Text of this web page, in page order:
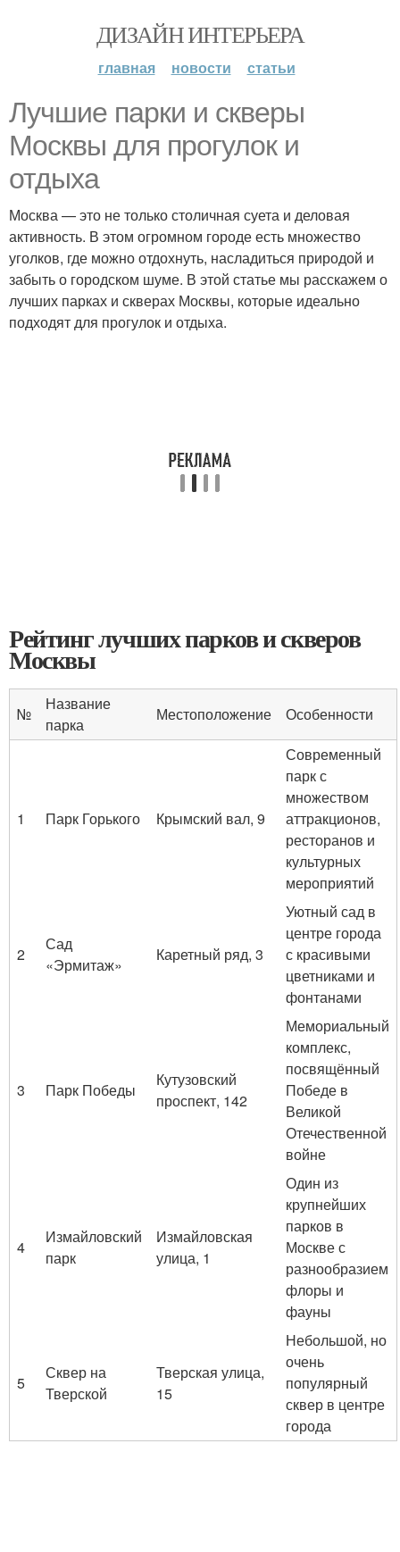
ДИЗАЙН ИНТЕРЬЕРА
главная новости статьи
Лучшие парки и скверы
Москвы для прогулок и
отдыха
Москва — это не только столичная суета и деловая
активность. В этом огромном городе есть множество
уголков, где можно отдохнуть, насладиться природой и
забыть о городском шуме. В этой статье мы расскажем о
лучших парках и скверах Москвы, которые идеально
подходят для прогулок и отдыха.
Рейтинг лучших парков и скверов
Москвы
№
Название
парка
Местоположение Особенности
1 Парк Горького Крымский вал, 9
Современный
парк с
множеством
аттракционов,
ресторанов и
культурных
мероприятий
2
Сад
«Эрмитаж»
Каретный ряд, 3
Уютный сад в
центре города
с красивыми
цветниками и
фонтанами
3 Парк Победы
Кутузовский
проспект, 142
Мемориальный
комплекс,
посвящённый
Победе в
Великой
Отечественной
войне
4
Измайловский
парк
Измайловская
улица, 1
Один из
крупнейших
парков в
Москве с
разнообразием
флоры и
фауны
5
Сквер на
Тверской
Тверская улица,
15
Небольшой, но
очень
популярный
сквер в центре
города